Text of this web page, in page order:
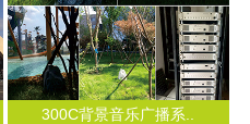
300C背景音乐广播系..